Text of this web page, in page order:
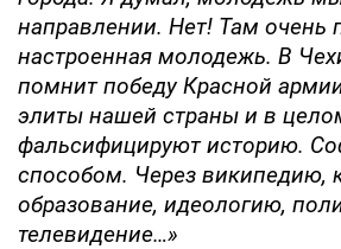
направлении. Нет! Там очень
настроенная молодежь. В
помнит победу Красной
элиты нашей страны и в
фальсифицируют историю.
способом. Через википедию,
образование, идеологию,
телевидение…»